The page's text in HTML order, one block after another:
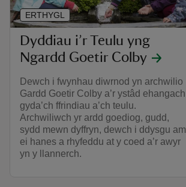
Dyddiau i’r Teulu yng
Ngardd Goetir Colby
Dewch i fwynhau diwrnod yn archwilio
Gardd Goetir Colby a’r ystâd ehangach
gyda’ch ffrindiau a’ch teulu.
Archwiliwch yr ardd goediog, gudd,
sydd mewn dyffryn, dewch i ddysgu am
ei hanes a rhyfeddu at y coed a’r awyr
yn y llannerch.
ERTHYGL